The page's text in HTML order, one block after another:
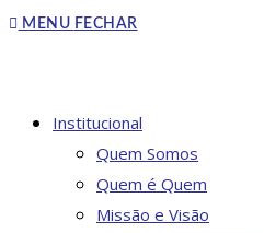
MENU FECHAR
Institucional
Quem Somos
Quem é Quem
Missão e Visão